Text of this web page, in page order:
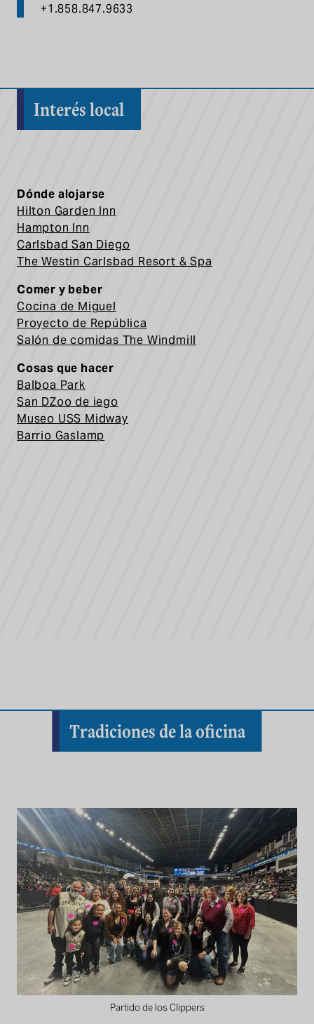
+1.858.847.9633
Interés local
Dónde alojarse
Hilton Garden Inn
Hampton Inn
Carlsbad San Diego
The Westin Carlsbad Resort & Spa
Comer y beber
Cocina de Miguel
Proyecto de República
Salón de comidas The Windmill
Cosas que hacer
Balboa Park
San DZoo de iego
Museo USS Midway
Barrio Gaslamp
Tradiciones de la oficina
Partido de los Clippers